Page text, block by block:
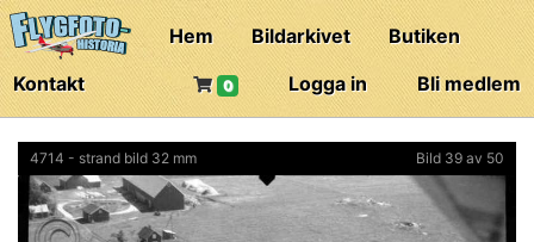
Hem Bildarkivet
Butiken
Kontakt
Bli medlem
Logga in
0
4714 - strand bild 32 mm Bild 39 av 50